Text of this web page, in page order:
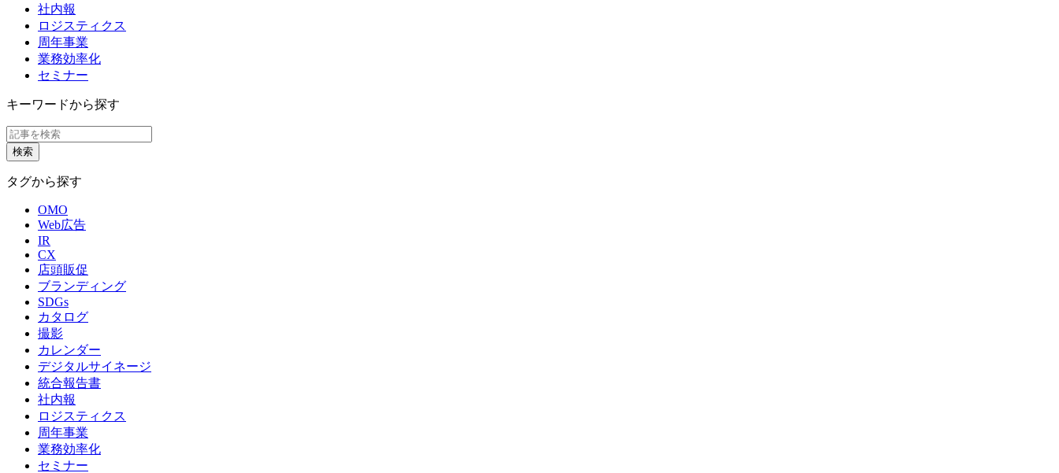
社内報
ロジスティクス
周年事業
業務効率化
セミナー
キーワードから探す
タグから探す
OMO
Web広告
IR
CX
店頭販促
ブランディング
SDGs
カタログ
撮影
カレンダー
デジタルサイネージ
統合報告書
社内報
ロジスティクス
周年事業
業務効率化
セミナー